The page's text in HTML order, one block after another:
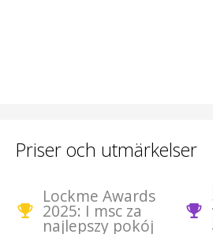
Priser och utmärkelser
Lockme Awards
2025: I msc za
najlepszy pokój